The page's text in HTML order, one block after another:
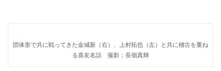
団体形で共に戦ってきた金城新（右）、上村拓也（左）と共に稽古を重ね
る喜友名諒 撮影：長嶺真輝